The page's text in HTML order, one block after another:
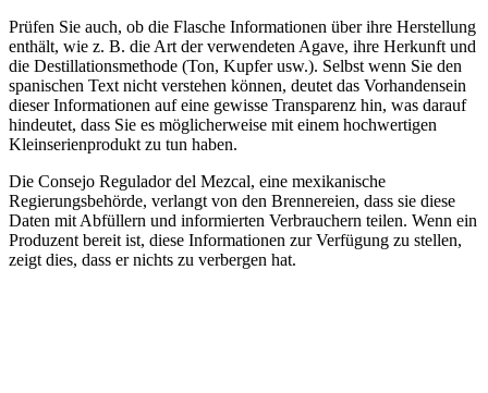
Prüfen Sie auch, ob die Flasche Informationen über ihre Herstellung
enthält, wie z. B. die Art der verwendeten Agave, ihre Herkunft und
die Destillationsmethode (Ton, Kupfer usw.). Selbst wenn Sie den
spanischen Text nicht verstehen können, deutet das Vorhandensein
dieser Informationen auf eine gewisse Transparenz hin, was darauf
hindeutet, dass Sie es möglicherweise mit einem hochwertigen
Kleinserienprodukt zu tun haben.
Die Consejo Regulador del Mezcal, eine mexikanische
Regierungsbehörde, verlangt von den Brennereien, dass sie diese
Daten mit Abfüllern und informierten Verbrauchern teilen. Wenn ein
Produzent bereit ist, diese Informationen zur Verfügung zu stellen,
zeigt dies, dass er nichts zu verbergen hat.